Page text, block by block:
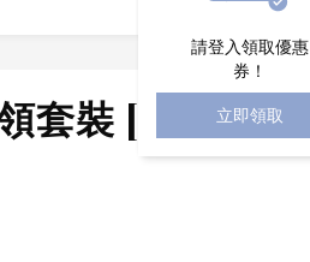
請登入領取優惠
券！
立即領取
套裝 [ 2色 /